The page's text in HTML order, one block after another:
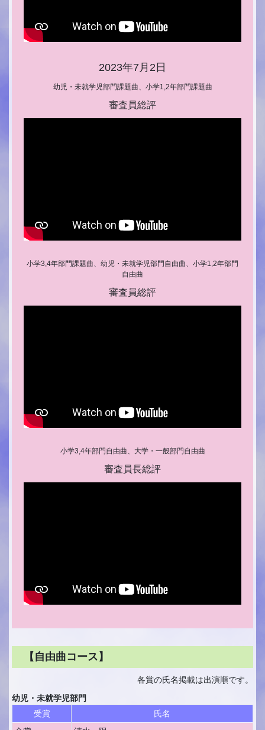
2023年7月2日
幼児・未就学児部門課題曲、小学1,2年部門課題曲
審査員総評
小学3,4年部門課題曲、幼児・未就学児部門自由曲、小学1,2年部門
自由曲
審査員総評
小学3,4年部門自由曲、大学・一般部門自由曲
審査員長総評
【自由曲コース】
各賞の氏名掲載は出演順です。
幼児・未就学児部門
受賞
氏名